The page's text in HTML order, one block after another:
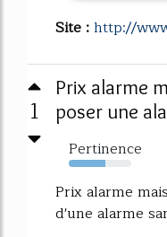
Site :http://
1
Prix alarme
poser une
Pertinence
59%
Prix alarme
d'une alarme